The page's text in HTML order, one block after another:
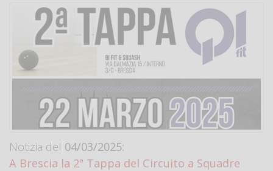
Notizia del 04/03/2025:
A Brescia la 2ª Tappa del Circuito a Squadre